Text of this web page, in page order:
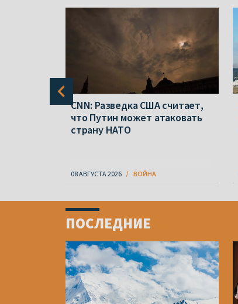
CNN: Разведка США считает,
что Путин может атаковать
страну НАТО
08 АВГУСТА 2026 ВОЙНА
ПОСЛЕДНИЕ